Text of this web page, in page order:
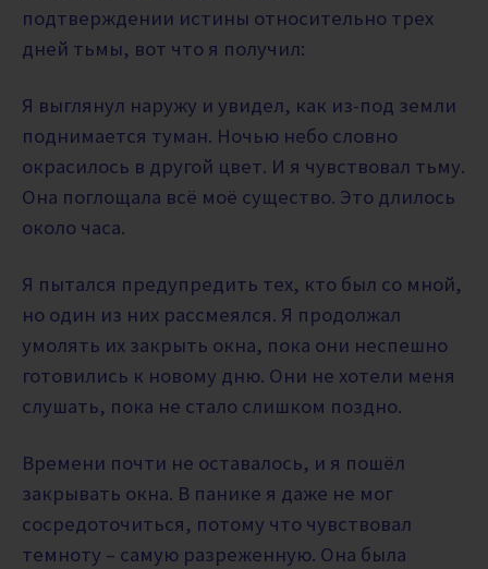
подтверждении истины относительно трех
дней тьмы, вот что я получил:
Я выглянул наружу и увидел, как из-под земли
поднимается туман. Ночью небо словно
окрасилось в другой цвет. И я чувствовал тьму.
Она поглощала всё моё существо. Это длилось
около часа.
Я пытался предупредить тех, кто был со мной,
но один из них рассмеялся. Я продолжал
умолять их закрыть окна, пока они неспешно
готовились к новому дню. Они не хотели меня
слушать, пока не стало слишком поздно.
Времени почти не оставалось, и я пошёл
закрывать окна. В панике я даже не мог
сосредоточиться, потому что чувствовал
темноту – самую разреженную. Она была